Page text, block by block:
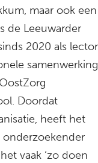
maar ook een
de Leeuwarder
2020 als lector
samenwerking
Doordat
heeft het
onderzoekender
vaak ‘zo doen